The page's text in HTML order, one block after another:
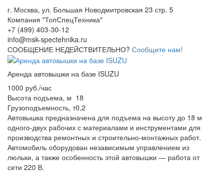
г. Москва, ул. Большая Новодмитровская 23 стр. 5
Компания "ТопСпецТехника"
+7 (499) 403-30-12
info@msk-spectehnika.ru
СООБЩЕНИЕ НЕДЕЙСТВИТЕЛЬНО? Сообщите нам!
Аренда автовышки на базе ISUZU
1000 руб./час
Высота подъема, м 18
Грузоподъемность, т0,2
Автовышка предназначена для подъема на высоту до 18 м
одного-двух рабочих с материалами и инструментами для
производства ремонтных и строительно-монтажных работ.
Автомобиль оборудован независимым управлением из
люльки, а также особенность этой автовышки — работа от
сети 220 В.